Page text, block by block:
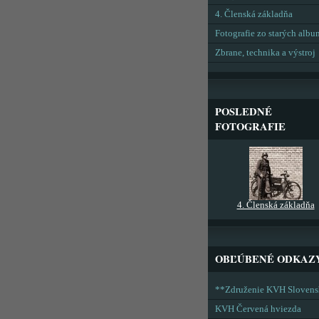
4. Členská základňa
Fotografie zo starých
Zbrane, technika a výstroj
POSLEDNÉ
FOTOGRAFIE
4. Členská základňa
OBĽÚBENÉ
**Združenie KVH
KVH Červená hviezda